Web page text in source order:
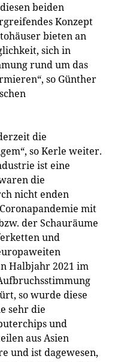
beiden
Konzept
bieten an
sich in
rund um das
so Günther
die
so Kerle weiter.
ist eine
die
nicht enden
mit
der Schauräume
und
Halbjahr 2021 im
so wurde diese
sehr die
und
aus Asien
und ist dagewesen,